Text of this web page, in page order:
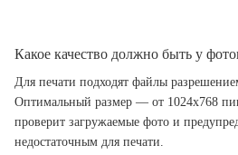
Какое качество должно быть у
Для печати подходят файлы
Оптимальный размер — от 1024x768
проверит загружаемые фото и
недостаточным для печати.